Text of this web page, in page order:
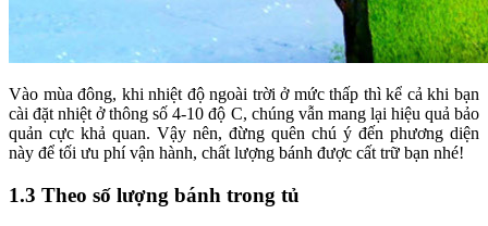
Vào mùa đông, khi nhiệt độ ngoài trời ở mức thấp thì kể cả khi bạn
cài đặt nhiệt ở thông số 4-10 độ C, chúng vẫn mang lại hiệu quả bảo
quản cực khả quan. Vậy nên, đừng quên chú ý đến phương diện
này để tối ưu phí vận hành, chất lượng bánh được cất trữ bạn nhé!
1.3 Theo số lượng bánh trong tủ